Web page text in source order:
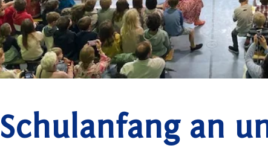
Schulanfang an